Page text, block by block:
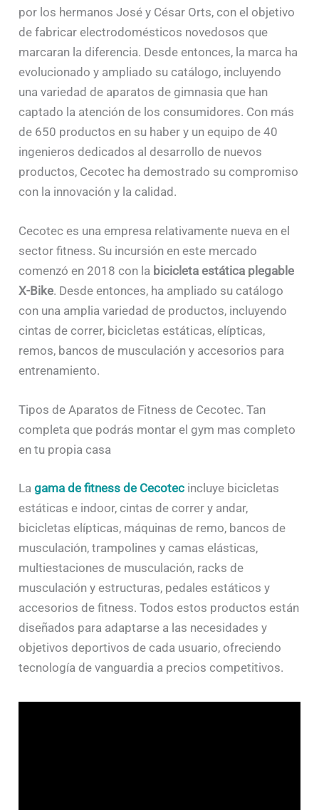
por los hermanos José y César Orts, con el objetivo
de fabricar electrodomésticos novedosos que
marcaran la diferencia. Desde entonces, la marca ha
evolucionado y ampliado su catálogo, incluyendo
una variedad de aparatos de gimnasia que han
captado la atención de los consumidores. Con más
de 650 productos en su haber y un equipo de 40
ingenieros dedicados al desarrollo de nuevos
productos, Cecotec ha demostrado su compromiso
con la innovación y la calidad.
Cecotec es una empresa relativamente nueva en el
sector fitness. Su incursión en este mercado
comenzó en 2018 con la bicicleta estática plegable
X-Bike. Desde entonces, ha ampliado su catálogo
con una amplia variedad de productos, incluyendo
cintas de correr, bicicletas estáticas, elípticas,
remos, bancos de musculación y accesorios para
entrenamiento.
Tipos de Aparatos de Fitness de Cecotec. Tan
completa que podrás montar el gym mas completo
en tu propia casa
La gama de fitness de Cecotec incluye bicicletas
estáticas e indoor, cintas de correr y andar,
bicicletas elípticas, máquinas de remo, bancos de
musculación, trampolines y camas elásticas,
multiestaciones de musculación, racks de
musculación y estructuras, pedales estáticos y
accesorios de fitness. Todos estos productos están
diseñados para adaptarse a las necesidades y
objetivos deportivos de cada usuario, ofreciendo
tecnología de vanguardia a precios competitivos.